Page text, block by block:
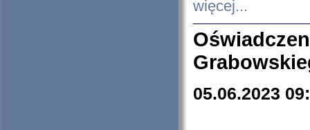
więcej...
05.06.2023